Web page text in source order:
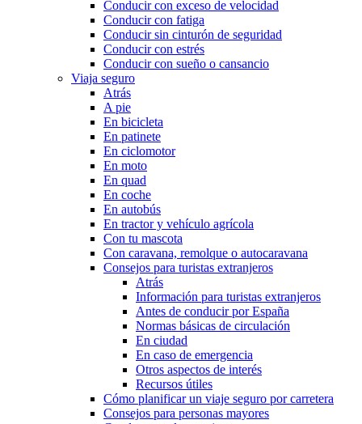
Conducir con exceso de velocidad
Conducir con fatiga
Conducir sin cinturón de seguridad
Conducir con estrés
Conducir con sueño o cansancio
Viaja seguro
Atrás
A pie
En bicicleta
En patinete
En ciclomotor
En moto
En quad
En coche
En autobús
En tractor y vehículo agrícola
Con tu mascota
Con caravana, remolque o autocaravana
Consejos para turistas extranjeros
Atrás
Información para turistas extranjeros
Antes de conducir por España
Normas básicas de circulación
En ciudad
En caso de emergencia
Otros aspectos de interés
Recursos útiles
Cómo planificar un viaje seguro por carretera
Consejos para personas mayores